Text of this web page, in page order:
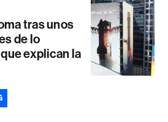
tras unos
de lo
explican la